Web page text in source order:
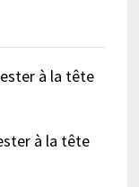
à la tête
à la tête